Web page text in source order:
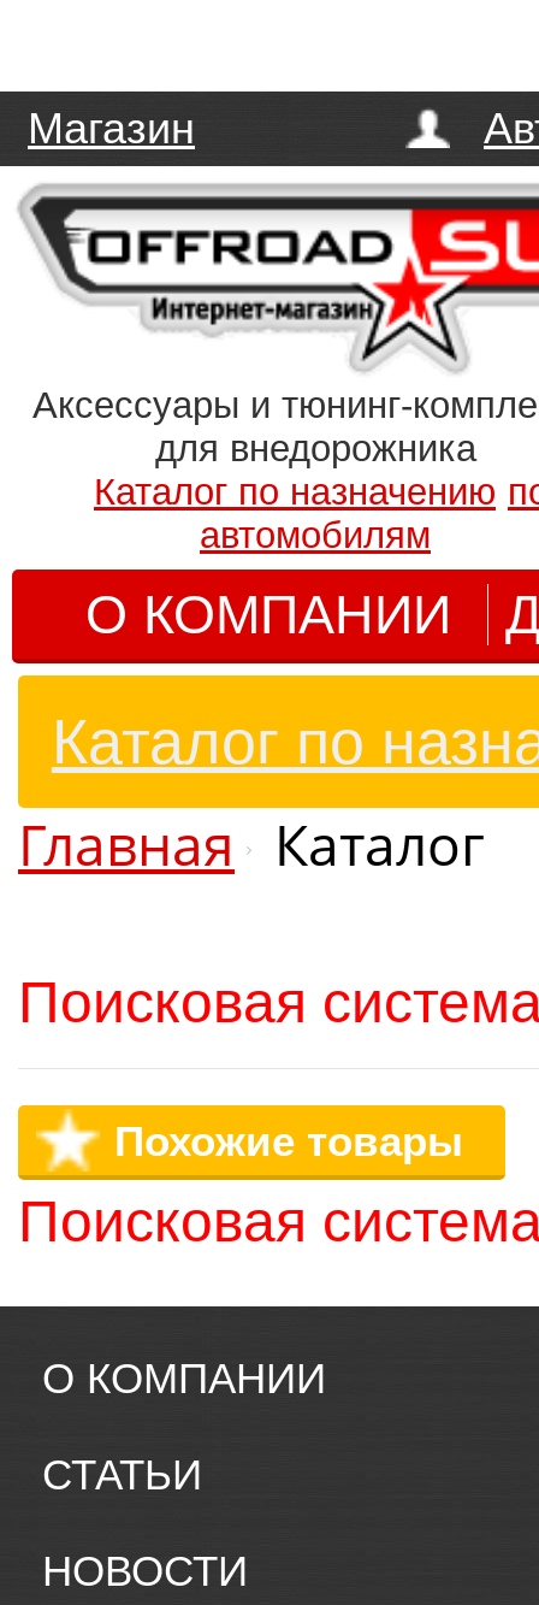
Магазин
Аксессуары и тюнинг-
для внедорожника
Каталог по назначению
автомобилям
О КОМПАНИИ
Каталог по
Главная Каталог
Поисковая
Похожие товары
Поисковая
О КОМПАНИИ
СТАТЬИ
НОВОСТИ